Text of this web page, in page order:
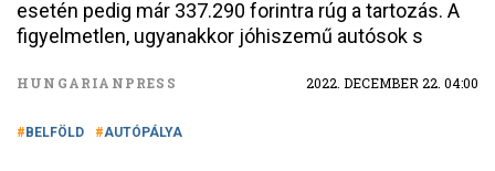
esetén pedig már 337.290 forintra rúg a tartozás. A
figyelmetlen, ugyanakkor jóhiszemű autósok s
HUNGARIANPRESS 2022. DECEMBER 22. 04:00
BELFÖLD AUTÓPÁLYA